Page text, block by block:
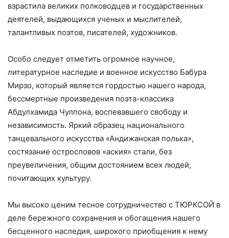
взрастила великих полководцев и государственных
деятелей, выдающихся ученых и мыслителей,
талантливых поэтов, писателей, художников.
Особо следует отметить огромное научное,
литературное наследие и военное искусство Бабура
Мирзо, который является гордостью нашего народа,
бессмертные произведения поэта-классика
Абдулхамида Чулпона, воспевавшего свободу и
независимость. Яркий образец национального
танцевального искусства «Андижанская полька»,
состязание острословов «аския» стали, без
преувеличения, общим достоянием всех людей,
почитающих культуру.
Мы высоко ценим тесное сотрудничество с ТЮРКСОЙ в
деле бережного сохранения и обогащения нашего
бесценного наследия, широкого приобщения к нему